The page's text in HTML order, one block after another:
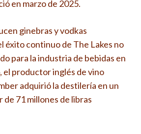
en marzo de 2025.
ginebras y vodkas
éxito continuo de The Lakes no
para la industria de bebidas en
el productor inglés de vino
adquirió la destilería en un
de 71 millones de libras